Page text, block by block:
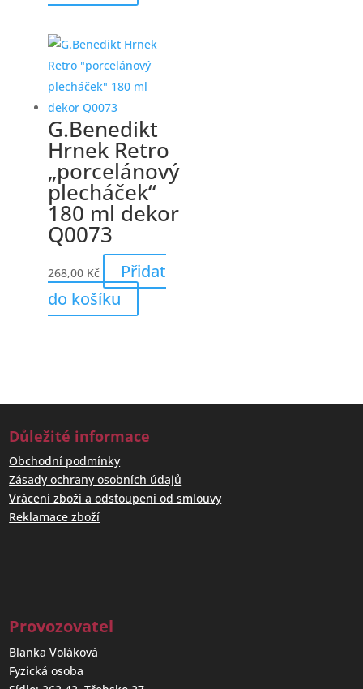
G.Benedikt
Hrnek Retro
„porcelánový
plecháček“
180 ml dekor
Q0073
268,00 Kč
Přidat
do košíku
Důležité informace
Obchodní podmínky
Zásady ochrany osobních údajů
Vrácení zboží a odstoupení od smlouvy
Reklamace zboží
Provozovatel
Blanka Voláková
Fyzická osoba